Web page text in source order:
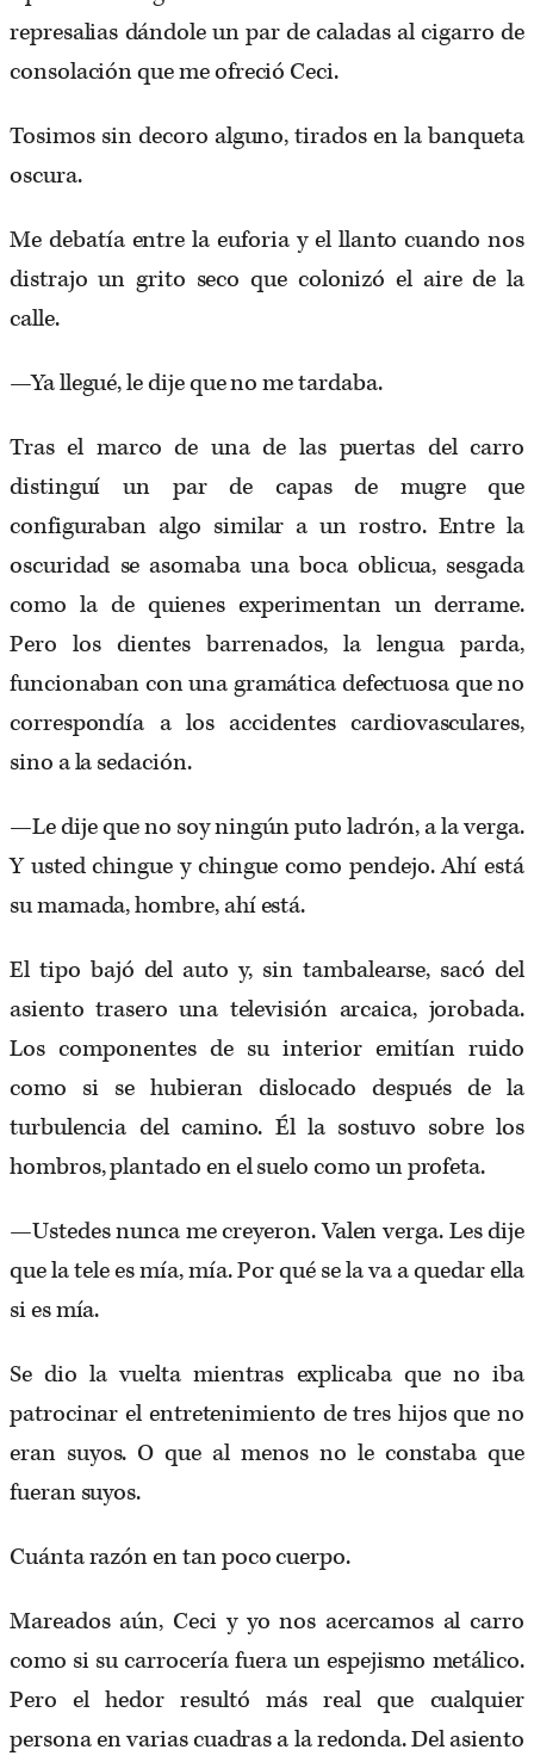
represalias dándole un par de caladas al cigarro de
consolación que me ofreció Ceci.
Tosimos sin decoro alguno, tirados en la banqueta
oscura.
Me debatía entre la euforia y el llanto cuando nos
distrajo un grito seco que colonizó el aire de la
calle.
—Ya llegué, le dije que no me tardaba.
Tras el marco de una de las puertas del carro
distinguí un par de capas de mugre que
configuraban algo similar a un rostro. Entre la
oscuridad se asomaba una boca oblicua, sesgada
como la de quienes experimentan un derrame.
Pero los dientes barrenados, la lengua parda,
funcionaban con una gramática defectuosa que no
correspondía a los accidentes cardiovasculares,
sino a la sedación.
—Le dije que no soy ningún puto ladrón, a la verga.
Y usted chingue y chingue como pendejo. Ahí está
su mamada, hombre, ahí está.
El tipo bajó del auto y, sin tambalearse, sacó del
asiento trasero una televisión arcaica, jorobada.
Los componentes de su interior emitían ruido
como si se hubieran dislocado después de la
turbulencia del camino. Él la sostuvo sobre los
hombros, plantado en el suelo como un profeta.
—Ustedes nunca me creyeron. Valen verga. Les dije
que la tele es mía, mía. Por qué se la va a quedar ella
si es mía.
Se dio la vuelta mientras explicaba que no iba
patrocinar el entretenimiento de tres hijos que no
eran suyos. O que al menos no le constaba que
fueran suyos.
Cuánta razón en tan poco cuerpo.
Mareados aún, Ceci y yo nos acercamos al carro
como si su carrocería fuera un espejismo metálico.
Pero el hedor resultó más real que cualquier
persona en varias cuadras a la redonda. Del asiento